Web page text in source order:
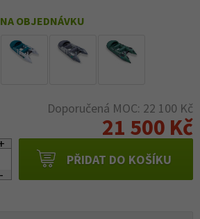
NA OBJEDNÁVKU
Doporučená MOC: 22 100 Kč
21 500 Kč
PŘIDAT DO KOŠÍKU